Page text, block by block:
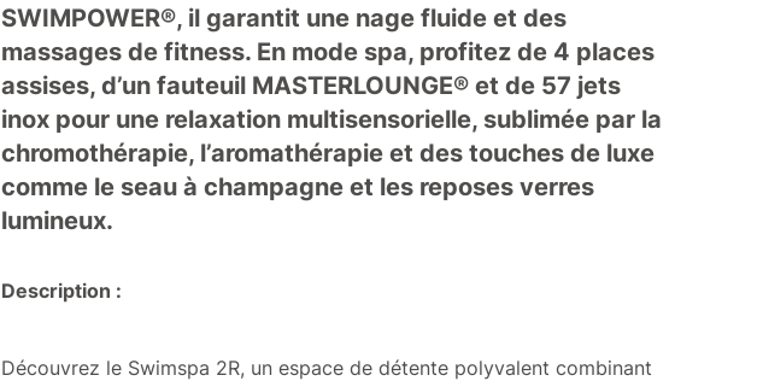
SWIMPOWER®, il garantit une nage fluide et des
massages de fitness. En mode spa, profitez de 4 places
assises, d’un fauteuil MASTERLOUNGE® et de 57 jets
inox pour une relaxation multisensorielle, sublimée par la
chromothérapie, l’aromathérapie et des touches de luxe
comme le seau à champagne et les reposes verres
lumineux.
Description :
Découvrez le Swimspa 2R, un espace de détente polyvalent combinant